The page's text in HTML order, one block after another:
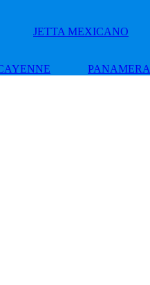
JETTA MEXICANO
PANAMERA